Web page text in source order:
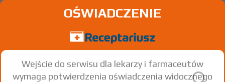
OŚWIADCZENIE
Wejście do serwisu dla lekarzy i farmaceutów
wymaga potwierdzenia oświadczenia widocznego